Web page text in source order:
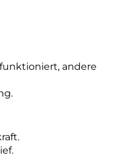
andere